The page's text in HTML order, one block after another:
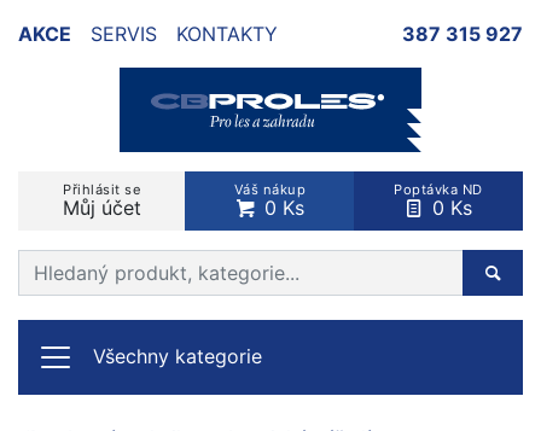
AKCE SERVIS KONTAKTY 387 315 927
Přihlásit se
Můj účet
Váš nákup
0 Ks
Poptávka ND
0 Ks
Prohledat web
Všechny kategorie